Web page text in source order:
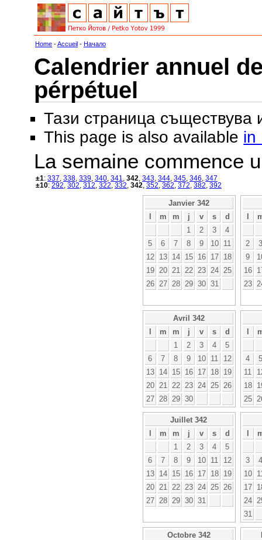
Home -Accueil - Начало
Calendrier annuel
pérpétuel
Тази страница съществува
This page is also available in
La semaine commence
±1: 337 338 339 340 341 342 343 344 345 346 347
±10: 292 302 312 322 332 342 352 362 372 382 392
Janvier 342
l
m m j v s
d
1
2 3
4
5
6 7 8 9 10
11
12
13 14 15 16 17
18
19
20 21 22 23 24
25
26
27 28 29 30 31
l
2
3
9
16
23
Avril 342
l
m m j v s
d
1
2 3 4
5
6
7 8 9 10 11
12
13
14 15 16 17 18
19
20
21 22 23 24 25
26
27
28 29 30
l
4
5
11
18
25
Juillet 342
l
m m j v s
d
1
2 3 4
5
6
7 8 9 10 11
12
13
14 15 16 17 18
19
20
21 22 23 24 25
26
27
28 29 30 31
l
3
4
10
17
24
31
Octobre 342